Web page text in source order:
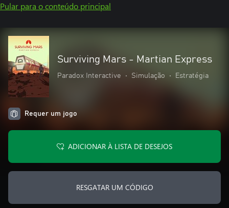
Pular para o conteúdo principal
Surviving Mars - Martian Express
Paradox Interactive • Simulação • Estratégia
Requer um jogo
ADICIONAR À LISTA DE DESEJOS
RESGATAR UM CÓDIGO